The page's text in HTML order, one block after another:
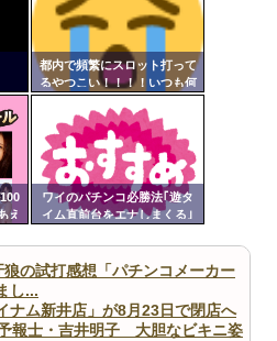
都内で頻繁にスロット打って
るやつこい！！！！いつも何
打ってる！！！
え
ワイのパチンコ必勝法｢遊タ
イム直前台をエナしまくる｣
の試打感想「パチンコメーカー
し...
ナム新井店」が8月23日で閉店へ
予報士・吉井明子 大胆なビキニ姿